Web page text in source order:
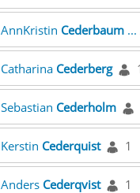
AnnKristin Cederbaum...
Catharina Cederberg
Sebastian Cederholm
Kerstin Cederquist 1
Anders Cederqvist 1